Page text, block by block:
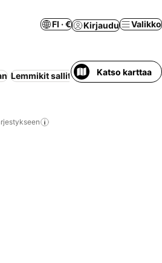
FI · € Kirjaudu Valikko
Lemmikit sallittu Pysäköinti
Katso karttaa